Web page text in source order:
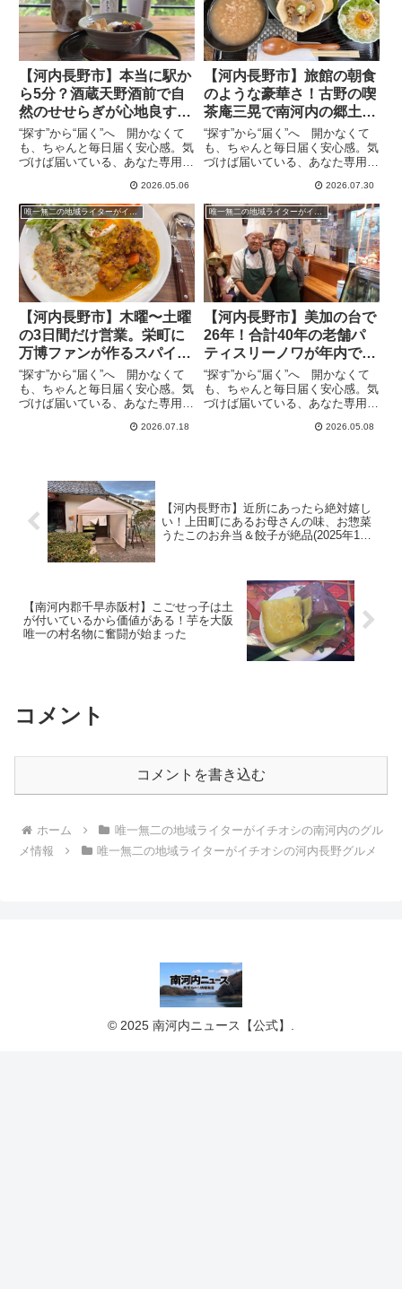
【河内長野市】本当に駅か
ら5分？酒蔵天野酒前で自
然のせせらぎが心地良す
ぎ。5月7日から24日まで
期間限定の天空テラス
CAFE
“探す”から“届く”へ 開かなくて
も、ちゃんと毎日届く安心感。気
づけば届いている、あなた専用の
唯一残った酒蔵の天野酒（西條酒
造）さんの目の前には、直営店の
大阪産料理天空があり、天野酒を
飲みながら食事を...
2026.05.06
【河内長野市】旅館の朝食
のような豪華さ！古野の喫
茶庵三晃で南河内の郷土料
理、茶粥モーニングは絶品
(2024年6月14日アーカイ
ブ記事）
“探す”から“届く”へ 開かなくて
も、ちゃんと毎日届く安心感。気
づけば届いている、あなた専用の
イブ記事なので情報は掲載当時
（2024年6月14日現在）のもので
す米を茶で炊いた粥「茶粥」は大
和（奈良県）...
2026.07.30
唯一無二の地域ライターがイチオシの河内長野グルメ
【河内長野市】木曜〜土曜
の3日間だけ営業。栄町に
万博ファンが作るスパイシ
ーで旨いこだわりカレー
“探す”から“届く”へ 開かなくて
も、ちゃんと毎日届く安心感。気
づけば届いている、あなた専用の
はカレーライスが恋しくなります
2026.07.18
唯一無二の地域ライターがイチオシの河内長野グルメ
【河内長野市】美加の台で
26年！合計40年の老舗パ
ティスリーノワが年内で閉
店。来店チャンスはあと半
月です（2021年12月12日
アーカイブ記事）
“探す”から“届く”へ 開かなくて
も、ちゃんと毎日届く安心感。気
づけば届いている、あなた専用の
き物ではありませんが、お店を運
2026.05.08
【河内長野市】近所にあったら絶対嬉し
い！上田町にあるお母さんの味、お惣菜
うたこのお弁当＆餃子が絶品(2025年1月
【南河内郡千早赤阪村】こごせっ子は土
が付いているから価値がある！芋を大阪
唯一の村名物に奮闘が始まった
コメント
コメントを書き込む
ホーム
唯一無二の地域ライターがイチオシの南河内のグル
メ情報
唯一無二の地域ライターがイチオシの河内長野グルメ
© 2025 南河内ニュース【公式】.